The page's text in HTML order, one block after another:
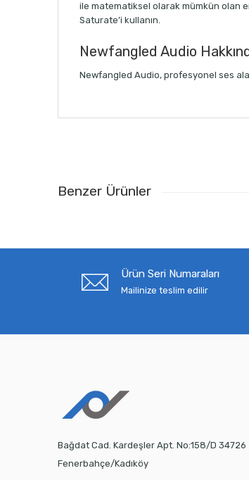
ile matematiksel olarak mümkün olan
Saturate’i kullanın.
Newfangled Audio
Newfangled Audio, profesyonel ses
Benzer Ürünler
Ürün Seri Numaraları
Mailinize teslim edilir
Bağdat Cad. Kardeşler Apt. No:158/D 34726
Fenerbahçe/Kadıköy